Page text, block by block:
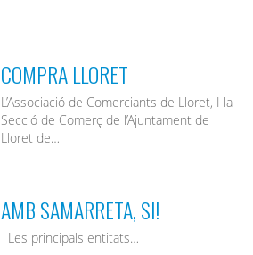
COMPRA LLORET
L’Associació de Comerciants de Lloret, I la
Secció de Comerç de l’Ajuntament de
Lloret de…
AMB SAMARRETA, SI!
Les principals entitats…